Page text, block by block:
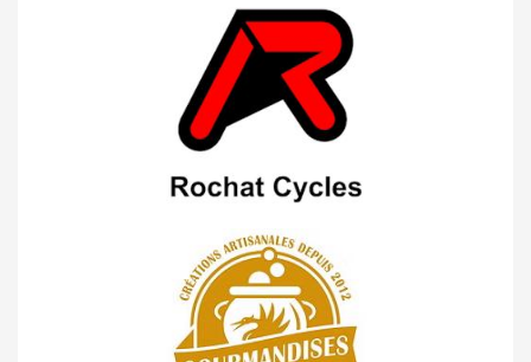
14/04 -Classement Route -
Semsales (TdC #2)